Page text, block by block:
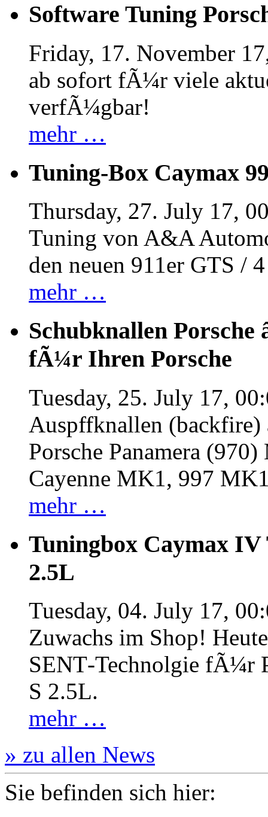
Software Tuning
Friday, 17. November
ab sofort fÃ¼r viele
verfÃ¼gbar!
mehr …
Tuning-Box Caymax
Thursday, 27. July 17,
Tuning von A&A
den neuen 911er GTS /
mehr …
Schubknallen Porsche
fÃ¼r Ihren Porsche
Tuesday, 25. July 17,
Auspffknallen
Porsche Panamera
Cayenne MK1, 997
mehr …
Tuningbox Caymax IV
2.5L
Tuesday, 04. July 17,
Zuwachs im Shop!
SENT‐Technolgie fÃ¼r
S 2.5L.
mehr …
» zu allen News
Sie befinden sich hier: